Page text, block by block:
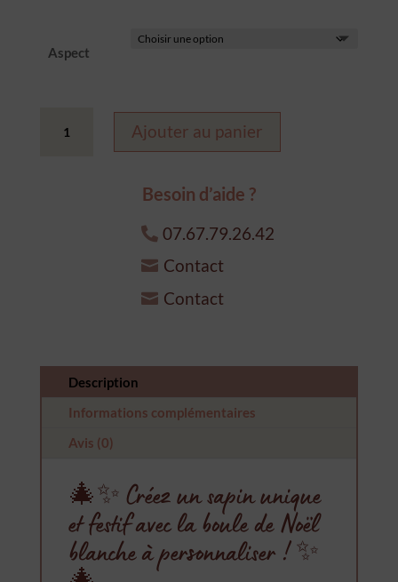
Aspect
Ajouter au panier
Besoin d’aide ?
07.67.79.26.42
Contact
Contact
Description
Informations complémentaires
Avis (0)
🎄✨ Créez un sapin unique
et festif avec la boule de Noël
blanche à personnaliser ! ✨